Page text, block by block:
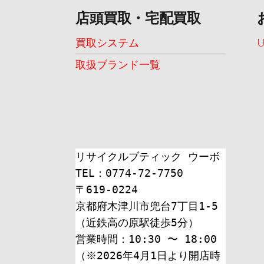
店頭買取・宅配買取
買取システム
取扱ブランド一覧
リサイクルブティック ウーボ
TEL：0774-72-7750
〒619-0224
京都府木津川市兜台7丁目1-5
（近鉄高の原駅徒歩5分）
営業時間：10:30 〜 18:00
（※2026年4月1日より開店時